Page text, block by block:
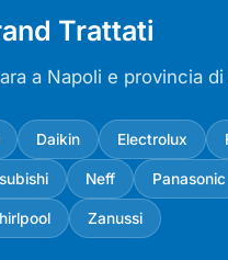
Trattati
a Napoli e provincia
Daikin Electrolux
Neff Panasonic
Zanussi